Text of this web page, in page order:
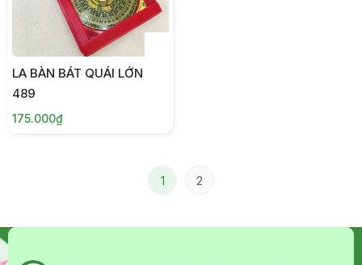
LA BÀN BÁT QUÁI LỚN
489
175.000₫
1 2